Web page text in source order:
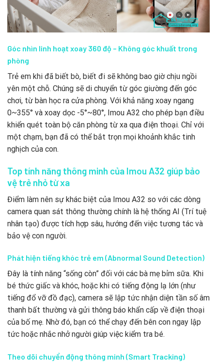
Góc nhìn linh hoạt xoay 360 độ – Không góc khuất trong
phòng
Trẻ em khi đã biết bò, biết đi sẽ không bao giờ chịu ngồi
yên một chỗ. Chúng sẽ di chuyển từ góc giường đến góc
chơi, từ bàn học ra cửa phòng. Với khả năng xoay ngang
0~355° và xoay dọc -5°~80°, Imou A32 cho phép bạn điều
khiển quét toàn bộ căn phòng từ xa qua điện thoại. Chỉ với
một chạm, bạn đã có thể bắt trọn mọi khoảnh khắc tinh
nghịch của con.
Top tính năng thông minh của Imou A32 giúp bảo
vệ trẻ nhỏ từ xa
Điểm làm nên sự khác biệt của Imou A32 so với các dòng
camera quan sát thông thường chính là hệ thống AI (Trí tuệ
nhân tạo) được tích hợp sâu, hướng đến việc tương tác và
bảo vệ con người.
Phát hiện tiếng khóc trẻ em (Abnormal Sound Detection)
Đây là tính năng “sống còn” đối với các bà mẹ bỉm sữa. Khi
bé thức giấc và khóc, hoặc khi có tiếng động lạ lớn (như
tiếng đổ vỡ đồ đạc), camera sẽ lập tức nhận diện tần số âm
thanh bất thường và gửi thông báo khẩn cấp về điện thoại
của bố mẹ. Nhờ đó, bạn có thể chạy đến bên con ngay lập
tức hoặc nhắc nhở người giúp việc kiểm tra bé.
Theo dõi chuyển động thông minh (Smart Tracking)